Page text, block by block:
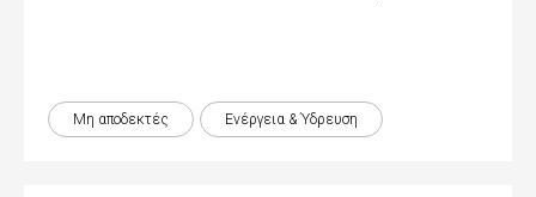
Μη αποδεκτές Ενέργεια & Ύδρευση